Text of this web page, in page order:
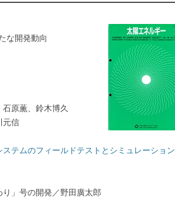
な開発動向
原薫、鈴木博久
元信
テムのフィールドテストとシミュレーション
」号の開発／野田廣太郎